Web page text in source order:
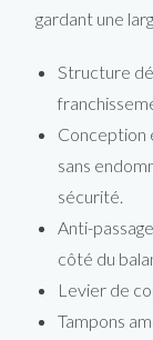
gardant une
Structure
Conception
sans
sécurité.
Anti-
côté du
Levier de
Tampons